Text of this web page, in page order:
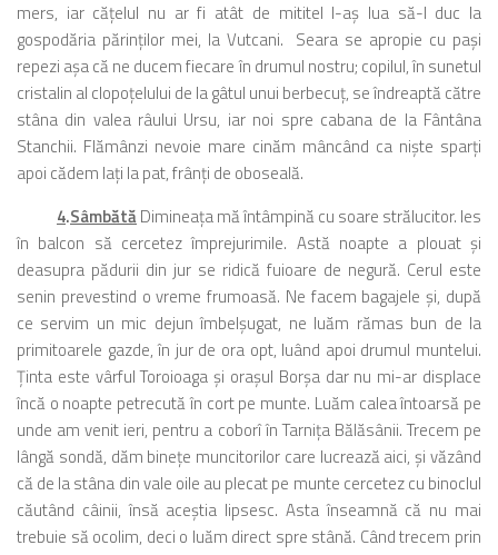
mers, iar căţelul nu ar fi atât de mititel l-aş lua să-l duc la
gospodăria părinţilor mei, la Vutcani. Seara se apropie cu paşi
repezi aşa că ne ducem fiecare în drumul nostru; copilul, în sunetul
cristalin al clopoţelului de la gâtul unui berbecuţ, se îndreaptă către
stâna din valea râului Ursu, iar noi spre cabana de la Fântâna
Stanchii. Flămânzi nevoie mare cinăm mâncând ca nişte sparţi
apoi cădem laţi la pat, frânţi de oboseală.
4.SâmbătăDimineaţa mă întâmpină cu soare strălucitor. Ies
în balcon să cercetez împrejurimile. Astă noapte a plouat şi
deasupra pădurii din jur se ridică fuioare de negură. Cerul este
senin prevestind o vreme frumoasă. Ne facem bagajele şi, după
ce servim un mic dejun îmbelşugat, ne luăm rămas bun de la
primitoarele gazde, în jur de ora opt, luând apoi drumul muntelui.
Ţinta este vârful Toroioaga şi oraşul Borşa dar nu mi-ar displace
încă o noapte petrecută în cort pe munte. Luăm calea întoarsă pe
unde am venit ieri, pentru a coborî în Tarniţa Bălăsânii. Trecem pe
lângă sondă, dăm bineţe muncitorilor care lucrează aici, şi văzând
că de la stâna din vale oile au plecat pe munte cercetez cu binoclul
căutând câinii, însă aceştia lipsesc. Asta înseamnă că nu mai
trebuie să ocolim, deci o luăm direct spre stână. Când trecem prin